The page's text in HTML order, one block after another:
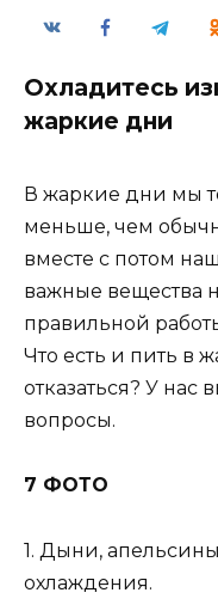
Охладитесь
жаркие дни
В жаркие дни мы
меньше, чем
вместе с потом
важные вещества
правильной
Что есть и пить в
отказаться? У нас
вопросы.
7 ФОТО
1. Дыни,
охлаждения.